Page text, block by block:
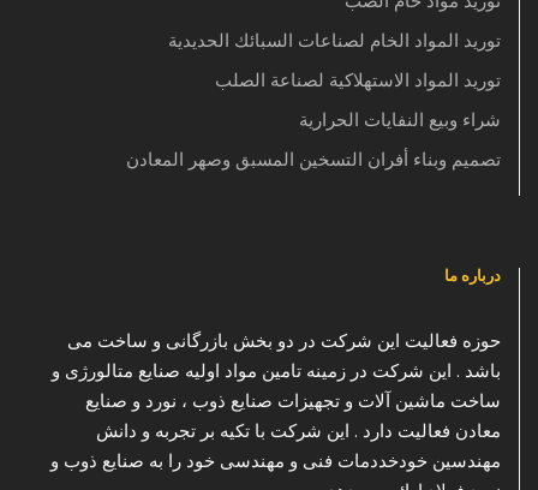
توريد المواد الخام لصناعات السبائك الحديدية
توريد المواد الاستهلاكية لصناعة الصلب
شراء وبيع النفايات الحرارية
تصميم وبناء أفران التسخين المسبق وصهر المعادن
درباره ما
حوزه فعالیت این شرکت در دو بخش بازرگانی و ساخت می
باشد . این شرکت در زمینه تامین مواد اولیه صنایع متالورژی و
ساخت ماشین آلات و تجهیزات صنایع ذوب ، نورد و صنایع
معادن فعالیت دارد . این شرکت با تکیه بر تجربه و دانش
مهندسین خودخددمات فنی و مهندسی خود را به صنایع ذوب و